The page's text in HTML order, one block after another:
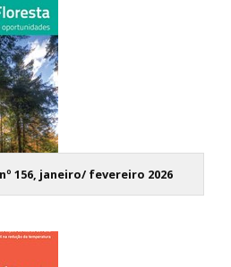
156, janeiro/ fevereiro 2026